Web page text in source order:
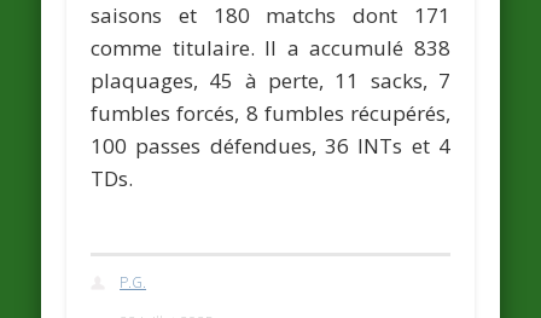
saisons et 180 matchs dont 171
comme titulaire. Il a accumulé 838
plaquages, 45 à perte, 11 sacks, 7
fumbles forcés, 8 fumbles récupérés,
100 passes défendues, 36 INTs et 4
TDs.
P.G.